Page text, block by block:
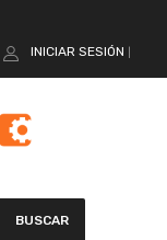
INICIAR SESIÓN
BUSCAR